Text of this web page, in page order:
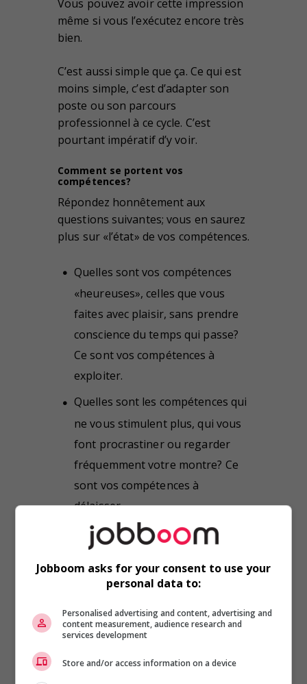
Vous pouvez avoir cette impression
même si vous l’exécutez encore très
bien.
C’est aussi simple que ça. Ce qui est
moins simple, c’est d’adapter son
poste ou son parcours
professionnel à ce cycle. C’est
pourtant impératif d’y voir.
Comment se portent vos
compétences?
Répondez honnêtement aux
questions suivantes; vous en saurez
plus sur «l’état» de vos compétences.
Quelles sont vos compétences
«heureuses», celles que vous
faites avec plaisir, sans prendre
conscience du temps qui passe?
Ce sont vos compétences à
exploiter.
Quelles sont les compétences qui
ne vous stimulent plus, qui vous
font procrastiner ou regarder
fréquemment votre montre? Ce
sont vos compétences à
délaisser.
Quelles sont les compétences qui
vous attirent, que vous reluquez
sans cesse du coin de l’œil, bien
malgré vous? Ce sont vos
compétences à intégrer.
Jobboom asks for your consent to use your
personal data to:
Personalised advertising and content, advertising and
content measurement, audience research and
services development
Store and/or access information on a device